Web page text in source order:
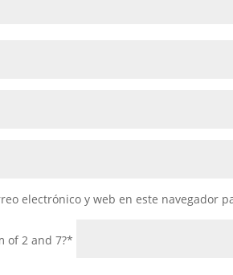
electrónico y web en este navegador
of 2 and 7?*